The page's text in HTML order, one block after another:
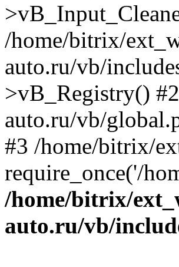
/home/bitrix/
auto.ru/vb/
>vB_Registry()
auto.ru/vb/
#3 /home/bitrix/
require_once('/
/home/bitrix/
auto.ru/vb/